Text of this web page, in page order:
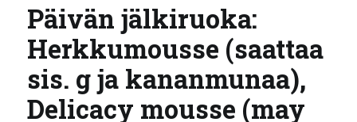
Päivän jälkiruoka:
Herkkumousse (saattaa
sis. g ja kananmunaa),
Delicacy mousse (may